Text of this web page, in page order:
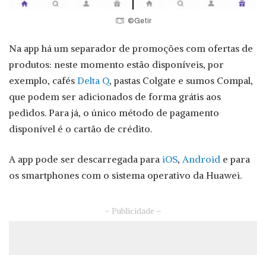
©Getir
Na app há um separador de promoções com ofertas de
produtos: neste momento estão disponíveis, por
exemplo, cafés Delta Q, pastas Colgate e sumos Compal,
que podem ser adicionados de forma grátis aos
pedidos. Para já, o único método de pagamento
disponível é o cartão de crédito.
A app pode ser descarregada para iOS, Android e para
os smartphones com o sistema operativo da Huawei.
– Publicidade –